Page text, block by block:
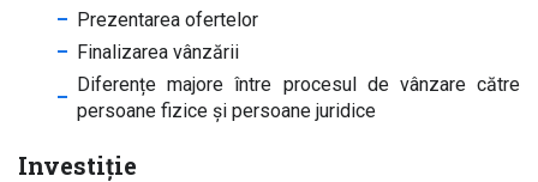
Prezentarea ofertelor
Finalizarea vânzării
Diferențe majore între procesul de vânzare către
persoane fizice și persoane juridice
Investiție